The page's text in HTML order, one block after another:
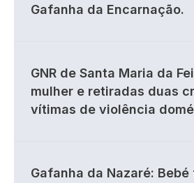
Gafanha da Encarnação.
GNR de Santa Maria da
mulher e retiradas duas
vítimas de violência
Gafanha da Nazaré: